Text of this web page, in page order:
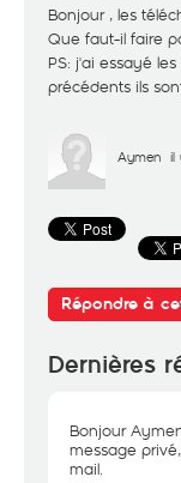
Bonjour , les
Que faut-il faire
PS: j'ai essayé
précédents ils
Aymen il
Répondre à
Dernières
Bonjour
message
mail.